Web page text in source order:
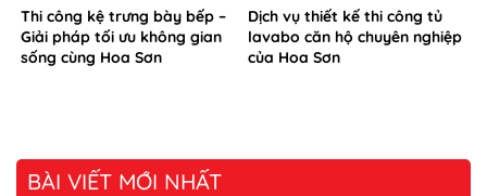
Thi công kệ trưng bày bếp –
Giải pháp tối ưu không gian
sống cùng Hoa Sơn
Dịch vụ thiết kế thi công tủ
lavabo căn hộ chuyên nghiệp
của Hoa Sơn
BÀI VIẾT MỚI NHẤT